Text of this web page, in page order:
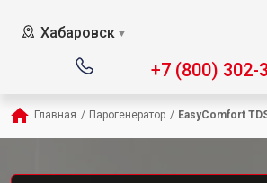
Хабаровск ▼
+7 (800) 302-
Главная / Парогенератор / EasyComfort